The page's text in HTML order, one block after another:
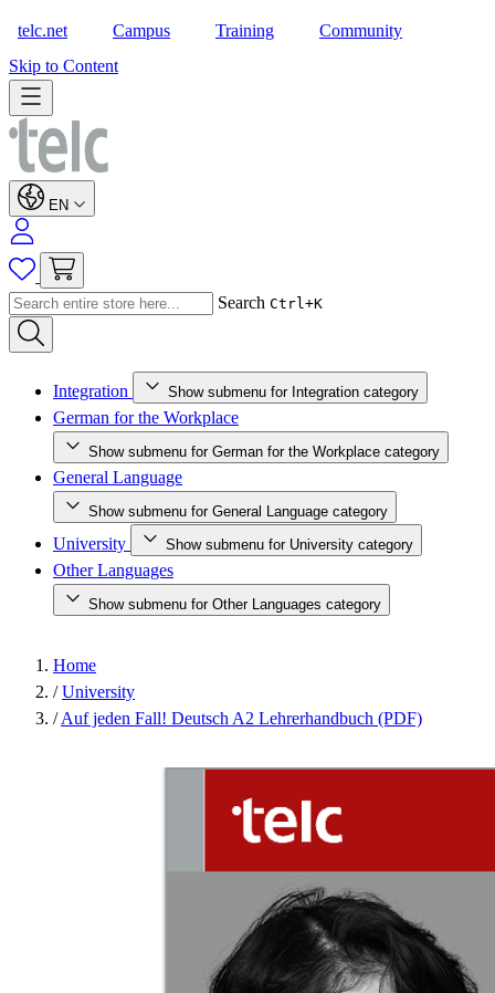
telc.net Campus Training Community
Skip to Content
EN
Search Ctrl+K
Integration Show submenu for Integration category
German for the Workplace
Show submenu for German for the Workplace category
General Language
Show submenu for General Language category
University Show submenu for University category
Other Languages
Show submenu for Other Languages category
Home
/ University
/ Auf jeden Fall! Deutsch A2 Lehrerhandbuch (PDF)